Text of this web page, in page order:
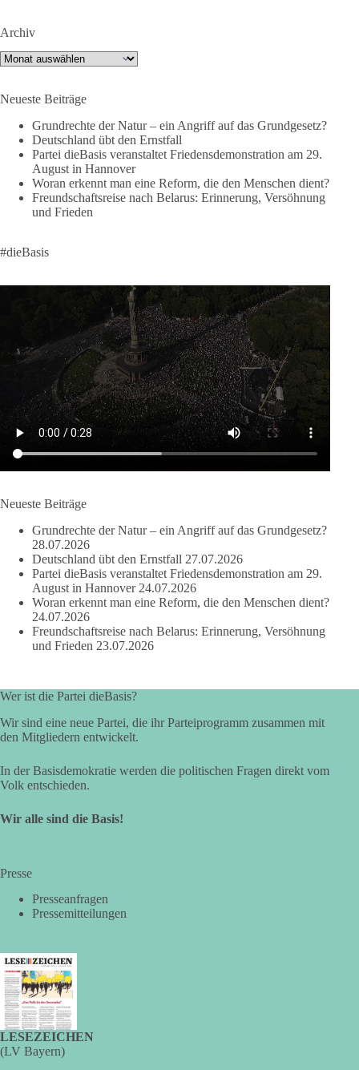
Tiktok:
X:https://x.com/DieBasisLSA
Youtube:https://www.youtube.com/dieBasisSachsenAnhalt
🟩🟩🟦🟦🟥🟥🟧🟧
Like, teile und kommentiere unsere Beiträge, damit noch mehr
Menschen mitbekommen, wofür wir stehen und warum es sich
lohnt, dieBasis zu wählen.
Mehr Infos: https://diebasis-st.de/wahlprogramm/
Auf Facebook ansehen
DieBasis
1 Tag zuvor
🔎 Über 100-mal keine Antwort.
Anthony Fauci, Immunologe und Berater des ehemaligen US-
Präsidenten, hat bei einer Anhörung des US-Senats auf mehr
als 100 Fragen die Aussage verweigert. Die juristische
Bewertung werden Gerichte und Ermittlungen klären – auch
der Vorgang eines deutlich:
Die Corona-Zeit ist noch lange nicht aufgearbeitet.
Auch in Deutschland warten viele Menschen bis heute auf
Antworten:
❓ Wie wurden politische Entscheidungen getroffen?
❓ Welche Maßnahmen waren notwendig und welche nicht?
❓Und wer übernimmt die Verantwortung für die massiven
in unseren Rechtsstaat?
🟩🟩🟦🟦🟥🟥🟧🟧
Fragen zu vermeiden. Sie lebt davon, Fragen offen zu stellen
und transparent zu beantworten.
dieBasis fordert deshalb weiterhin eine unabhängige,
rand-paul-6b25da9f75a0becbaf2886ab22643e67
https://www.tichyseinblick.de/kolumnen/aus-aller-welt/usa-
#dieBasis #Corona
#Vertrauen
389 55
Archiv
Archiv
Neueste Beiträge
Grundrechte der Natur – ein Angriff auf das Grundgesetz?
Deutschland übt den Ernstfall
Partei dieBasis veranstaltet Friedensdemonstration am 29.
August in Hannover
Woran erkennt man eine Reform, die den Menschen dient?
Freundschaftsreise nach Belarus: Erinnerung, Versöhnung
und Frieden
#dieBasis
Neueste Beiträge
Grundrechte der Natur – ein Angriff auf das Grundgesetz?
28.07.2026
Deutschland übt den Ernstfall 27.07.2026
Partei dieBasis veranstaltet Friedensdemonstration am 29.
August in Hannover 24.07.2026
Woran erkennt man eine Reform, die den Menschen dient?
24.07.2026
Freundschaftsreise nach Belarus: Erinnerung, Versöhnung
und Frieden 23.07.2026
Wer ist die Partei dieBasis?
Wir sind eine neue Partei, die ihr Parteiprogramm zusammen mit
den Mitgliedern entwickelt.
In der Basisdemokratie werden die politischen Fragen direkt vom
Volk entschieden.
Wir alle sind die Basis!
Presse
Presseanfragen
Pressemitteilungen
LESEZEICHEN
(LV Bayern)